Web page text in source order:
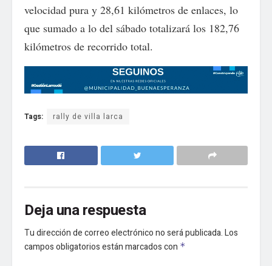
velocidad pura y 28,61 kilómetros de enlaces, lo
que sumado a lo del sábado totalizará los 182,76
kilómetros de recorrido total.
Tags: rally de villa larca
Deja una respuesta
Tu dirección de correo electrónico no será publicada.Los
campos obligatorios están marcados con *